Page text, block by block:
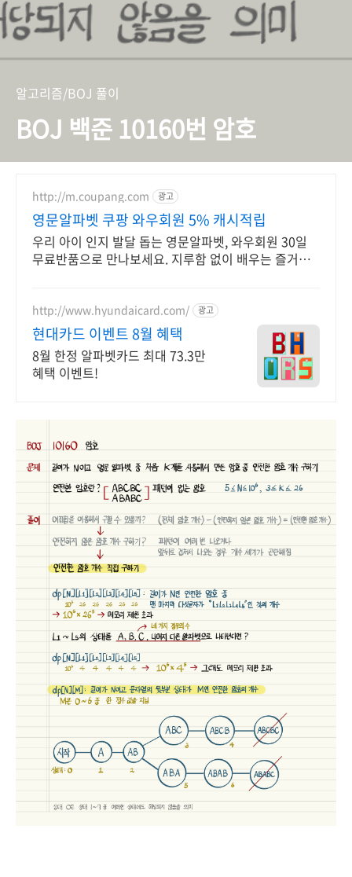
알고리즘/BOJ 풀이
BOJ 백준 10160번 암호
http://m.coupang.com 광고
영문알파벳 쿠팡 와우회원 5% 캐시적립
우리 아이 인지 발달 돕는 영문알파벳, 와우회원 30일
무료반품으로 만나보세요. 지루함 없이 배우는 즐거움,
http://www.hyundaicard.com/ 광고
현대카드 이벤트 8월 혜택
8월 한정 알파벳카드 최대 73.3만
혜택 이벤트!